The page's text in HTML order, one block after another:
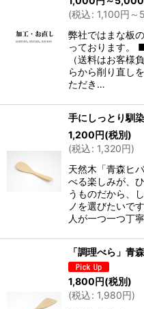
(税込: 1,100円 ～
弊社ではまな板
っております
（送料はお客様
らから削り直し
ただき…
手にしっとり馴
1,200円(税別)
(税込: 1,320円)
天然木「青森ヒ
べる楽しみが、
うものだから、
ノを選びたいで
人が一つ一つ丁
「調理べら」青
1,800円(税別)
(税込: 1,980円)